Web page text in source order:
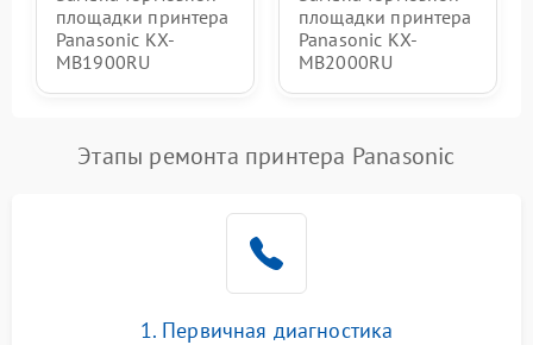
площадки принтера
Panasonic KX-
MB1900RU
площадки принтера
Panasonic KX-
MB2000RU
Этапы ремонта принтера Panasonic
1. Первичная диагностика